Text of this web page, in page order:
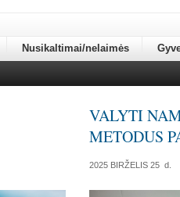
Nusikaltimai/nelaimės
VALYTI
METODUS
2025 BIRŽELIS 25 d.